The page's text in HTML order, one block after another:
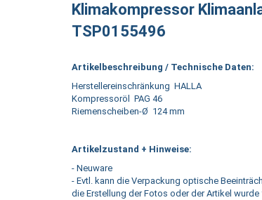
Klimakompressor
TSP0155496
Artikelbeschreibung / Technische Daten:
Herstellereinschränkung HALLA
Kompressoröl PAG 46
Riemenscheiben-Ø 124 mm
Artikelzustand + Hinweise:
- Neuware
- Evtl. kann die Verpackung optische
die Erstellung der Fotos oder der Artikel